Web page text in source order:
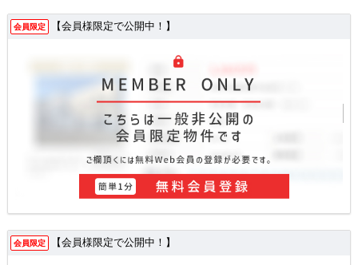
会員限定 【会員様限定で公開中！】
会員限定 【会員様限定で公開中！】